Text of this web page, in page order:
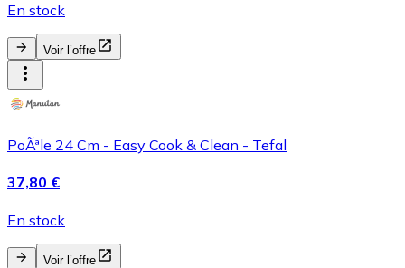
En stock
Voir l’offre
PoÃªle 24 Cm - Easy Cook & Clean - Tefal
37,80 €
En stock
Voir l’offre